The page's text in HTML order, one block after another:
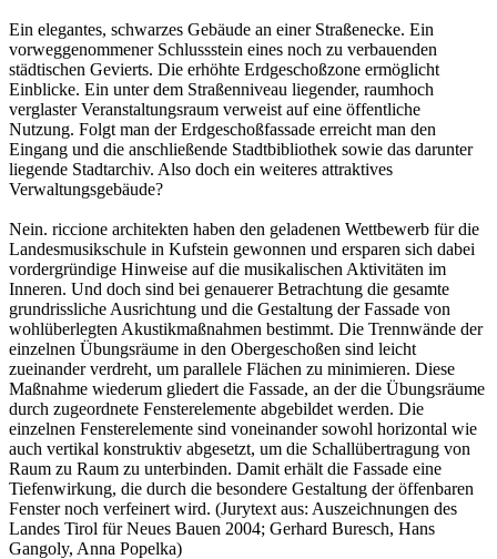
Ein elegantes, schwarzes Gebäude an einer Straßenecke. Ein
vorweggenommener Schlussstein eines noch zu verbauenden
städtischen Gevierts. Die erhöhte Erdgeschoßzone ermöglicht
Einblicke. Ein unter dem Straßenniveau liegender, raumhoch
verglaster Veranstaltungsraum verweist auf eine öffentliche
Nutzung. Folgt man der Erdgeschoßfassade erreicht man den
Eingang und die anschließende Stadtbibliothek sowie das darunter
liegende Stadtarchiv. Also doch ein weiteres attraktives
Verwaltungsgebäude?
Nein. riccione architekten haben den geladenen Wettbewerb für die
Landesmusikschule in Kufstein gewonnen und ersparen sich dabei
vordergründige Hinweise auf die musikalischen Aktivitäten im
Inneren. Und doch sind bei genauerer Betrachtung die gesamte
grundrissliche Ausrichtung und die Gestaltung der Fassade von
wohlüberlegten Akustikmaßnahmen bestimmt. Die Trennwände der
einzelnen Übungsräume in den Obergeschoßen sind leicht
zueinander verdreht, um parallele Flächen zu minimieren. Diese
Maßnahme wiederum gliedert die Fassade, an der die Übungsräume
durch zugeordnete Fensterelemente abgebildet werden. Die
einzelnen Fensterelemente sind voneinander sowohl horizontal wie
auch vertikal konstruktiv abgesetzt, um die Schallübertragung von
Raum zu Raum zu unterbinden. Damit erhält die Fassade eine
Tiefenwirkung, die durch die besondere Gestaltung der öffenbaren
Fenster noch verfeinert wird. (Jurytext aus: Auszeichnungen des
Landes Tirol für Neues Bauen 2004; Gerhard Buresch, Hans
Gangoly, Anna Popelka)